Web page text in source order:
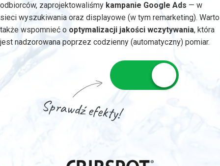
odbiorców, zaprojektowaliśmy kampanie Google Ads — w
sieci wyszukiwania oraz displayowe (w tym remarketing). Warto
także wspomnieć o optymalizacji jakości wczytywania, która
jest nadzorowana poprzez codzienny (automatyczny) pomiar.
Sprawdź efekty!